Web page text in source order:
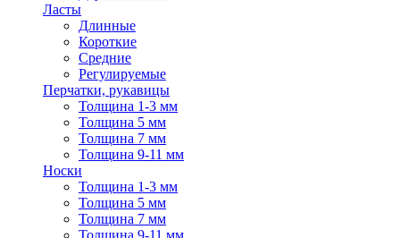
Ласты
Длинные
Короткие
Средние
Регулируемые
Перчатки, рукавицы
Толщина 1-3 мм
Толщина 5 мм
Толщина 7 мм
Толщина 9-11 мм
Носки
Толщина 1-3 мм
Толщина 5 мм
Толщина 7 мм
Толщина 9-11 мм